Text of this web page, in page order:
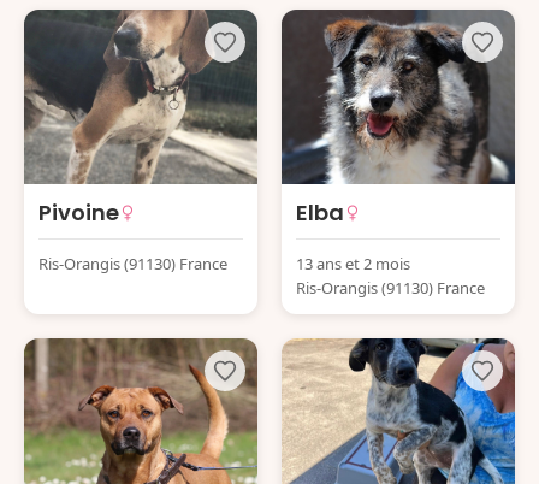
Pivoine
Ris-Orangis (91130) France
Elba
13 ans et 2 mois
Ris-Orangis (91130) France